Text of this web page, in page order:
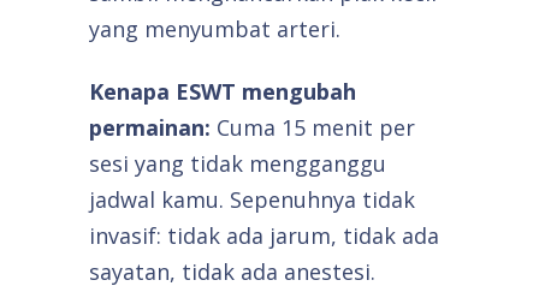
yang menyumbat arteri.
Kenapa ESWT mengubah
permainan: Cuma 15 menit per
sesi yang tidak mengganggu
jadwal kamu. Sepenuhnya tidak
invasif: tidak ada jarum, tidak ada
sayatan, tidak ada anestesi.